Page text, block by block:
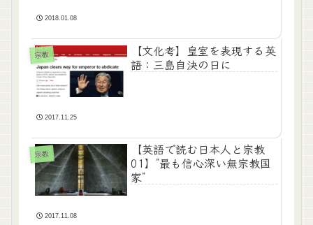
2018.01.08
宗教
【文化考】皇室を表現する英
語：三島自決の日に
2017.11.25
宗教
【英語で読む日本人と宗教
01】”最も信心深い無宗教国
家”
2017.11.08